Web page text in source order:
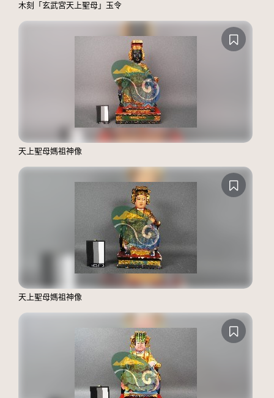
木刻「玄武宮天上聖母」玉令
天上聖母媽祖神像
天上聖母媽祖神像